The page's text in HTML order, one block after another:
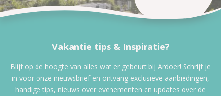
Vakantie tips & Inspiratie?
Blijf op de hoogte van alles wat er gebeurt bij Ardoer! Schrijf je
in voor onze nieuwsbrief en ontvang exclusieve aanbiedingen,
handige tips, nieuws over evenementen en updates over de